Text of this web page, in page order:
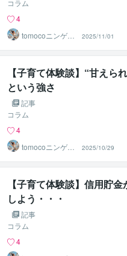
コラム
4
tomocoニンゲン
分析＠JLT
2025/11/01
【子育て体験談】“甘えら
という強さ
記事
コラム
4
tomocoニンゲン
分析＠JLT
2025/10/29
【子育て体験談】信用貯
しよう・・・
記事
コラム
4